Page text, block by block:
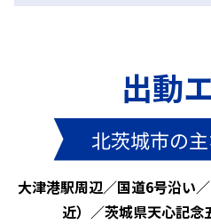
出動
北茨城市の
大津港駅周辺／国道6号沿い
近）／茨城県天心記念